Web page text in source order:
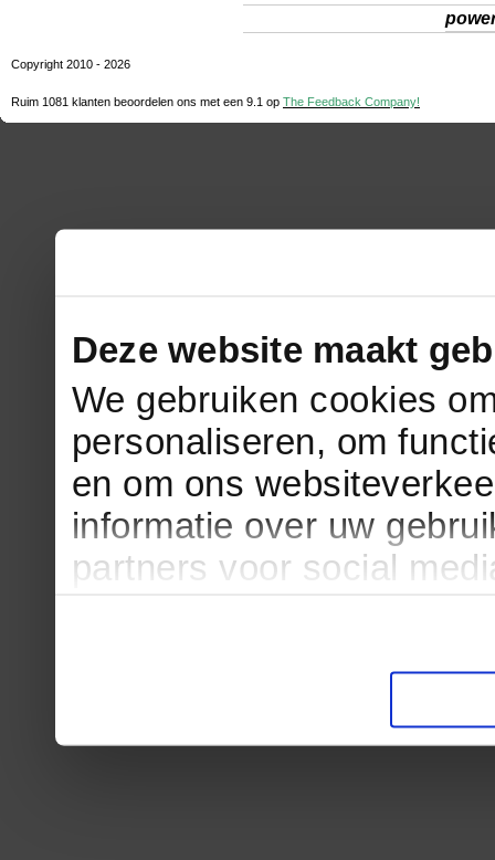
Deze website maakt
We gebruiken cookies
personaliseren, om
en om ons
informatie over uw
partners voor social
Copyright 2010 - 2026
Ruim 1081 klanten beoordelen ons met een 9.1 op The Feedback Company!